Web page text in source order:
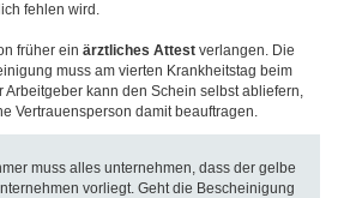
fehlen wird.
früher ein ärztliches Attest verlangen. Die
muss am vierten Krankheitstag beim
Arbeitgeber kann den Schein selbst abliefern,
Vertrauensperson damit beauftragen.
muss alles unternehmen, dass der gelbe
vorliegt. Geht die Bescheinigung